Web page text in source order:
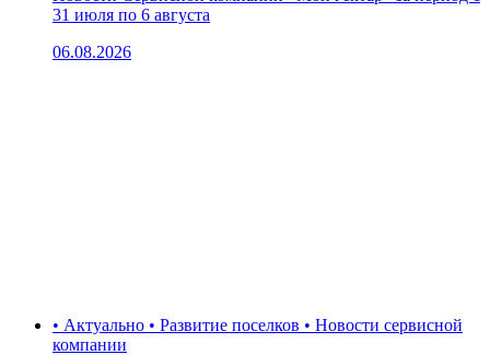
31 июля по 6 августа
06.08.2026
• Актуально • Развитие поселков • Новости сервисной
компании